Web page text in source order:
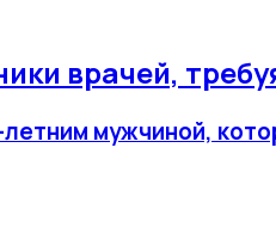
врачей,
мужчиной,